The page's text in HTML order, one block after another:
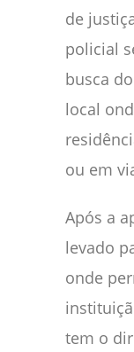
de
policial
busca
local
ou em
Após a
levado
onde
tem o